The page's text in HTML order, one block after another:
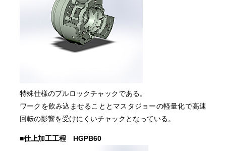
特殊仕様のプルロックチャックである。
ワークを飲み込ませることとマスタジョーの軽量化で高速
回転の影響を受けにくいチャックとなっている。
■仕上加工工程 HGPB60